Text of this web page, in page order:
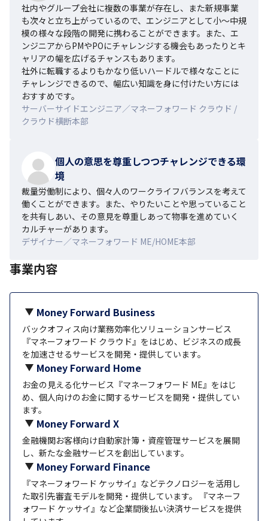
社内やグループ会社に複数の事業が存在し、また新規事業
も次々と立ち上がっているので、エンジニアとして小〜中規
模の様々な段階の開発に携わることができます。また、エ
ンジニアからPMやPOにチャレンジする機会もあったりとキ
ャリアの幅を広げるチャンスもあります。
社外に転職するよりもかなり低いハードルで様々なことに
チャレンジできるので、幅広い知識を身に付けたい方には
おすすめです。
サーバーサイドエンジニア／マネーフォワード クラウド /
クラウド横断本部
個人の意思を尊重しつつチャレンジできる環
境
裁量労働制により、個々人のワークライフバランスを考えて
働くことができます。また、やりたいことや思っていること
を共有しあい、その意見を尊重しあって物事を進めていく
カルチャーがあります。
デザイナー／マネーフォワード ME/HOME本部
事業内容
Money Forward Business
バックオフィス向け業務効率化ソリューションサービス
『マネーフォワード クラウド』をはじめ、ビジネスの成長
を加速させるサービスを開発・提供しています。
Money Forward Home
お金の見える化サービス『マネーフォワード ME』をはじ
め、個人向けのお金に関するサービスを開発・提供してい
ます。
Money Forward X
金融機関お客様向け自動家計簿・資産管理サービスを展開
し、新たな金融サービスを創出しています。
Money Forward Finance
『マネーフォワード ケッサイ』などテクノロジーを活用し
た取引先審査モデルを開発・提供しています。 『マネーフ
ォワード ケッサイ』など企業間後払い決済サービスを提供